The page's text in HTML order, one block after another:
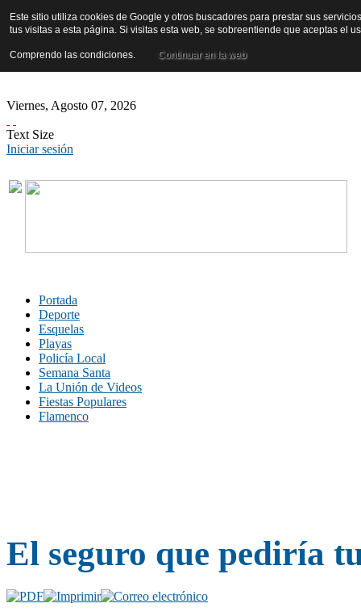
Viernes, Agosto 07, 2026
Text Size
Iniciar sesión
Portada
Deporte
Esquelas
Playas
Policía Local
Semana Santa
La Unión de Videos
Fiestas Populares
Flamenco
El seguro que pediría
Este sitio utiliza cookies de Google y otros buscadores para prestar sus
tus visitas a esta página. Si visitas esta web, se sobreentiende que aceptas el
Comprendo las condiciones. Continuar en la web